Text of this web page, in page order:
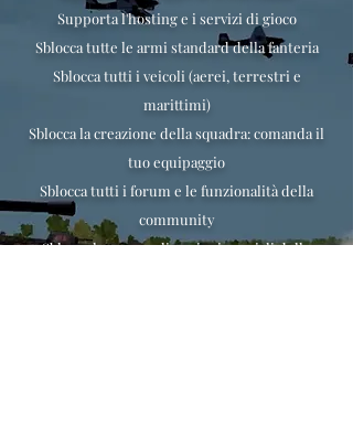
Supporta l'hosting e i servizi di gioco
Sblocca tutte le armi standard della fanteria
Sblocca tutti i veicoli (aerei, terrestri e
marittimi)
Sblocca la creazione della squadra: comanda il
tuo equipaggio
Sblocca tutti i forum e le funzionalità della
community
Sblocca le personalizzazioni speciali delle